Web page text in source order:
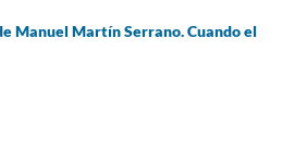
Manuel Martín Serrano. Cuando el